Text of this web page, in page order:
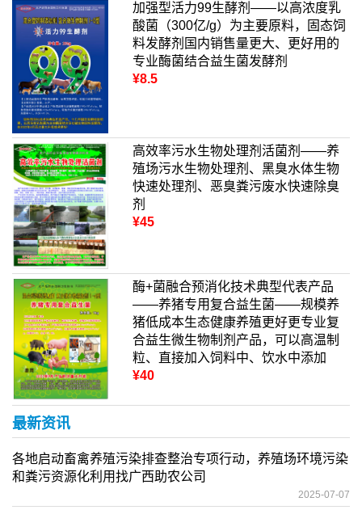
加强型活力99生酵剂——以高浓度乳
酸菌（300亿/g）为主要原料，固态饲
料发酵剂国内销售量更大、更好用的
专业酶菌结合益生菌发酵剂
¥8.5
高效率污水生物处理剂活菌剂——养
殖场污水生物处理剂、黑臭水体生物
快速处理剂、恶臭粪污废水快速除臭
剂
¥45
酶+菌融合预消化技术典型代表产品
——养猪专用复合益生菌——规模养
猪低成本生态健康养殖更好更专业复
合益生微生物制剂产品，可以高温制
粒、直接加入饲料中、饮水中添加
¥40
最新资讯
各地启动畜禽养殖污染排查整治专项行动，养殖场环境污染
和粪污资源化利用找广西助农公司
2025-07-07